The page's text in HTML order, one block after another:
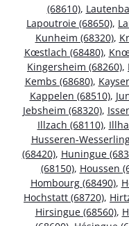
(68610),
Lapoutroie (68650),
Kunheim (68320),
Kœstlach (68480),
Kingersheim (68260),
Kembs (68680),
Kappelen (68510),
Jebsheim (68320),
Illzach (68110),
Husseren-
(68420), Huningue
(68150), Houssen
Hombourg (68490),
Hochstatt (68720),
Hirsingue (68560),